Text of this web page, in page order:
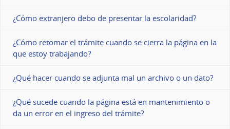
¿Cómo extranjero debo de presentar la escolaridad?
¿Cómo retomar el trámite cuando se cierra la página en la
que estoy trabajando?
¿Qué hacer cuando se adjunta mal un archivo o un dato?
¿Qué sucede cuando la página está en mantenimiento o
da un error en el ingreso del trámite?